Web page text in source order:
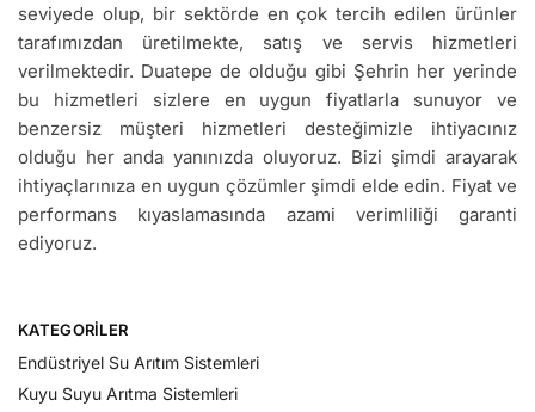
seviyede olup, bir sektörde en çok tercih edilen ürünler
tarafımızdan üretilmekte, satış ve servis hizmetleri
verilmektedir. Duatepe de olduğu gibi Şehrin her yerinde
bu hizmetleri sizlere en uygun fiyatlarla sunuyor ve
benzersiz müşteri hizmetleri desteğimizle ihtiyacınız
olduğu her anda yanınızda oluyoruz. Bizi şimdi arayarak
ihtiyaçlarınıza en uygun çözümler şimdi elde edin. Fiyat ve
performans kıyaslamasında azami verimliliği garanti
ediyoruz.
KATEGORILER
Endüstriyel Su Arıtım Sistemleri
Kuyu Suyu Arıtma Sistemleri